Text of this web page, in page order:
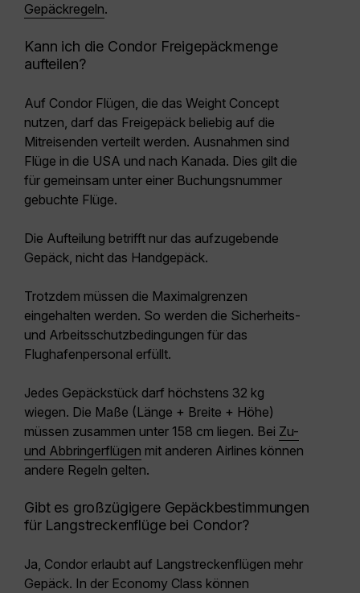
Gepäckregeln.
Kann ich die Condor Freigepäckmenge
aufteilen?
Auf Condor Flügen, die das Weight Concept
nutzen, darf das Freigepäck beliebig auf die
Mitreisenden verteilt werden. Ausnahmen sind
Flüge in die USA und nach Kanada. Dies gilt die
für gemeinsam unter einer Buchungsnummer
gebuchte Flüge.
Die Aufteilung betrifft nur das aufzugebende
Gepäck, nicht das Handgepäck.
Trotzdem müssen die Maximalgrenzen
eingehalten werden. So werden die Sicherheits-
und Arbeitsschutzbedingungen für das
Flughafenpersonal erfüllt.
Jedes Gepäckstück darf höchstens 32 kg
wiegen. Die Maße (Länge + Breite + Höhe)
müssen zusammen unter 158 cm liegen. Bei Zu-
und Abbringerflügen mit anderen Airlines können
andere Regeln gelten.
Gibt es großzügigere Gepäckbestimmungen
für Langstreckenflüge bei Condor?
Ja, Condor erlaubt auf Langstreckenflügen mehr
Gepäck. In der Economy Class können